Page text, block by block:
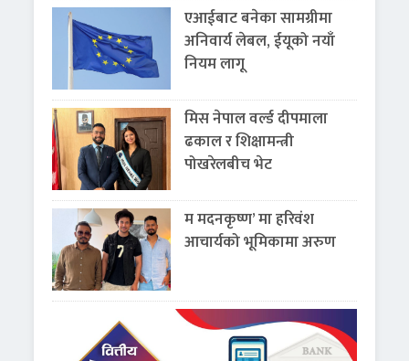
एआईबाट बनेका सामग्रीमा
अनिवार्य लेबल, ईयूको नयाँ
नियम लागू
मिस नेपाल वर्ल्ड दीपमाला
ढकाल र शिक्षामन्त्री
पोखरेलबीच भेट
म मदनकृष्ण’ मा हरिवंश
आचार्यको भूमिकामा अरुण